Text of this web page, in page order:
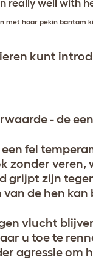
met haar pekin bantam
kunt
- de
fel
zonder veren,
grijpt zijn
de hen kan
vlucht
u toe te
agressie om